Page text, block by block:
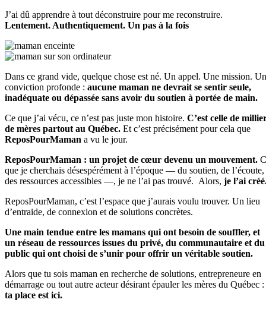
J’ai dû apprendre à tout déconstruire pour me reconstruire.
Lentement. Authentiquement. Un pas à la fois
Dans ce grand vide, quelque chose est né. Un appel. Une mission.
conviction profonde : aucune maman ne devrait se sentir seule,
inadéquate ou dépassée sans avoir du soutien à portée de main.
Ce que j’ai vécu, ce n’est pas juste mon histoire. C’est celle de
de mères partout au Québec. Et c’est précisément pour cela que
ReposPourMaman a vu le jour.
ReposPourMaman : un projet de cœur devenu un mouvement.
que je cherchais désespérément à l’époque — du soutien, de l’écoute,
des ressources accessibles —, je ne l’ai pas trouvé. Alors, je l’ai
ReposPourMaman, c’est l’espace que j’aurais voulu trouver. Un lieu
d’entraide, de connexion et de solutions concrètes.
Une main tendue entre les mamans qui ont besoin de souffler, et
un réseau de ressources issues du privé, du communautaire et du
public qui ont choisi de s’unir pour offrir un véritable soutien.
Alors que tu sois maman en recherche de solutions, entrepreneure en
démarrage ou tout autre acteur désirant épauler les mères du Québec :
ta place est ici.